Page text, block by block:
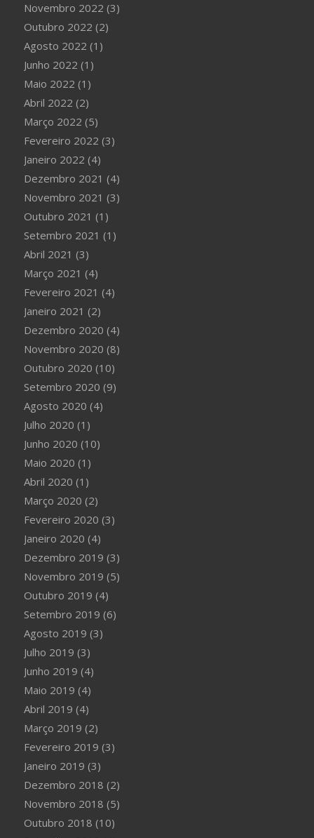
Novembro 2022 (3)
Outubro 2022 (2)
Agosto 2022 (1)
Junho 2022 (1)
Maio 2022 (1)
Abril 2022 (2)
Março 2022 (5)
Fevereiro 2022 (3)
Janeiro 2022 (4)
Dezembro 2021 (4)
Novembro 2021 (3)
Outubro 2021 (1)
Setembro 2021 (1)
Abril 2021 (3)
Março 2021 (4)
Fevereiro 2021 (4)
Janeiro 2021 (2)
Dezembro 2020 (4)
Novembro 2020 (8)
Outubro 2020 (10)
Setembro 2020 (9)
Agosto 2020 (4)
Julho 2020 (1)
Junho 2020 (10)
Maio 2020 (1)
Abril 2020 (1)
Março 2020 (2)
Fevereiro 2020 (3)
Janeiro 2020 (4)
Dezembro 2019 (3)
Novembro 2019 (5)
Outubro 2019 (4)
Setembro 2019 (6)
Agosto 2019 (3)
Julho 2019 (3)
Junho 2019 (4)
Maio 2019 (4)
Abril 2019 (4)
Março 2019 (2)
Fevereiro 2019 (3)
Janeiro 2019 (3)
Dezembro 2018 (2)
Novembro 2018 (5)
Outubro 2018 (10)